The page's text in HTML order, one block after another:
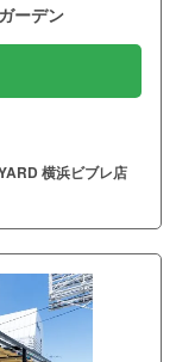
ーデン
横浜ビブレ店